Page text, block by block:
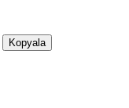
Kopyala